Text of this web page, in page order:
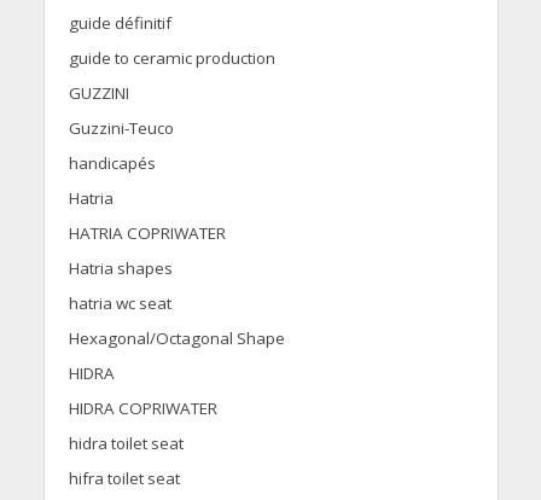
guide définitif
guide to ceramic production
GUZZINI
Guzzini-Teuco
handicapés
Hatria
HATRIA COPRIWATER
Hatria shapes
hatria wc seat
Hexagonal/Octagonal Shape
HIDRA
HIDRA COPRIWATER
hidra toilet seat
hifra toilet seat